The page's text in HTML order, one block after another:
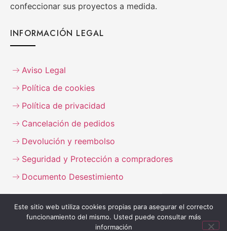
confeccionar sus proyectos a medida.
INFORMACIÓN LEGAL
Aviso Legal
Política de cookies
Política de privacidad
Cancelación de pedidos
Devolución y reembolso
Seguridad y Protección a compradores
Documento Desestimiento
Este sitio web utiliza cookies propias para asegurar el correcto
funcionamiento del mismo. Usted puede consultar más
información